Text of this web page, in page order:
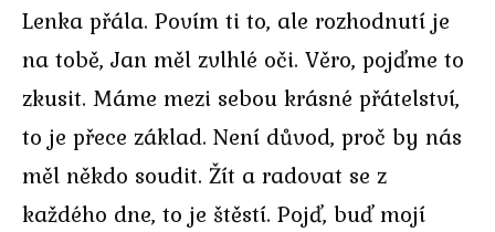
Lenka přála. Povím ti to, ale rozhodnutí je
na tobě, Jan měl zvlhlé oči. Věro, pojďme to
zkusit. Máme mezi sebou krásné přátelství,
to je přece základ. Není důvod, proč by nás
měl někdo soudit. Žít a radovat se z
každého dne, to je štěstí. Pojď, buď mojí